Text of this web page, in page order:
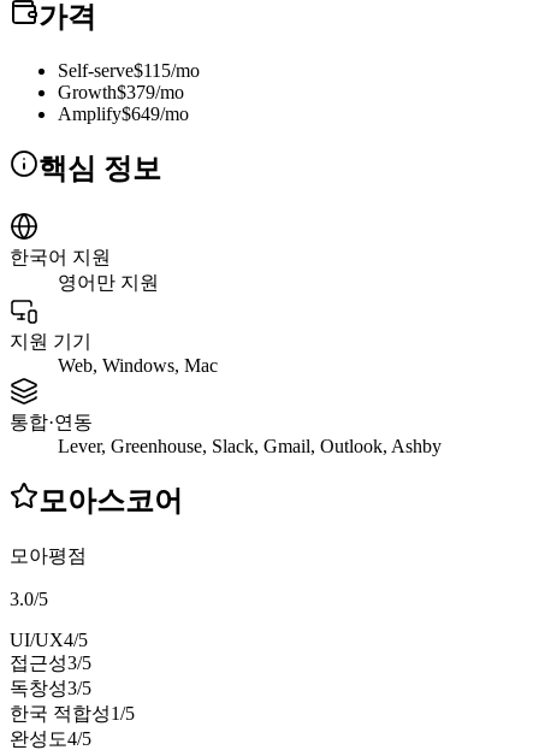
가격
Self-serve$115/mo
Growth$379/mo
Amplify$649/mo
핵심 정보
한국어 지원
영어만 지원
지원 기기
Web, Windows, Mac
통합·연동
Lever, Greenhouse, Slack, Gmail, Outlook, Ashby
모아스코어
모아평점
3.0/5
UI/UX4/5
접근성3/5
독창성3/5
한국 적합성1/5
완성도4/5